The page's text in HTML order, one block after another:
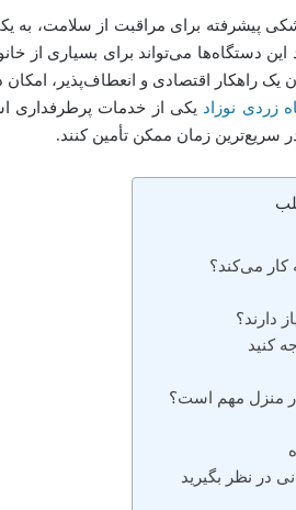
پیشرفته برای مراقبت از سلامت، به
دستگاه‌ها می‌تواند برای بسیاری از
یک راهکار اقتصادی و انعطاف‌پذیر،
زردی نوزاد یکی از خدمات پرطرفداری
سریع‌ترین زمان ممکن تأمین کنند.
می‌کند؟
دارند؟
کنید
منزل مهم است؟
در نظر بگیرید